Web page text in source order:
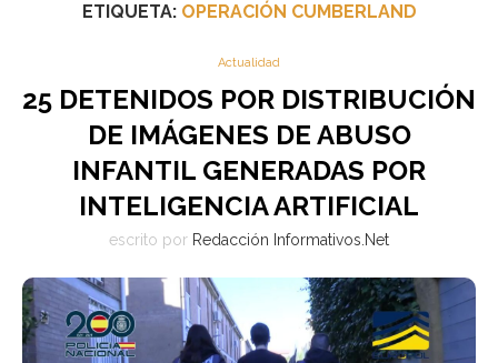
ETIQUETA: OPERACIÓN CUMBERLAND
Actualidad
25 DETENIDOS POR DISTRIBUCIÓN
DE IMÁGENES DE ABUSO
INFANTIL GENERADAS POR
INTELIGENCIA ARTIFICIAL
escrito por Redacción Informativos.Net